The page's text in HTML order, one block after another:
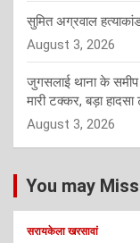
सुमित अग्रवाल
August 3, 2026
जुगसलाई थाना के
मारी टक्कर, बड़ा हादसा
August 3, 2026
You may
सरायकेला खरसावां